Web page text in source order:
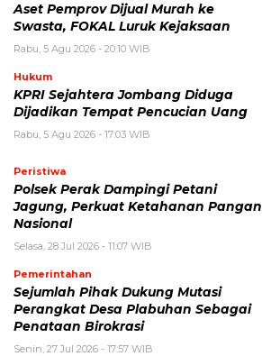
Aset Pemprov Dijual Murah ke
Swasta, FOKAL Luruk Kejaksaan
Rabu, 5 Agu 2026 - 20:10 WIB
Hukum
KPRI Sejahtera Jombang Diduga
Dijadikan Tempat Pencucian Uang
Rabu, 5 Agu 2026 - 17:03 WIB
Peristiwa
Polsek Perak Dampingi Petani
Jagung, Perkuat Ketahanan Pangan
Nasional
Selasa, 28 Jul 2026 - 11:07 WIB
Pemerintahan
Sejumlah Pihak Dukung Mutasi
Perangkat Desa Plabuhan Sebagai
Penataan Birokrasi
Senin, 27 Jul 2026 - 17:57 WIB